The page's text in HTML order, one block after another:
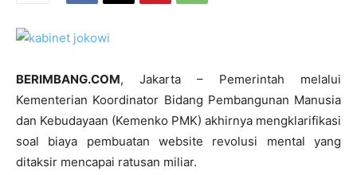
BERIMBANG.COM, Jakarta – Pemerintah melalui
Kementerian Koordinator Bidang Pembangunan Manusia
dan Kebudayaan (Kemenko PMK) akhirnya mengklarifikasi
soal biaya pembuatan website revolusi mental yang
ditaksir mencapai ratusan miliar.